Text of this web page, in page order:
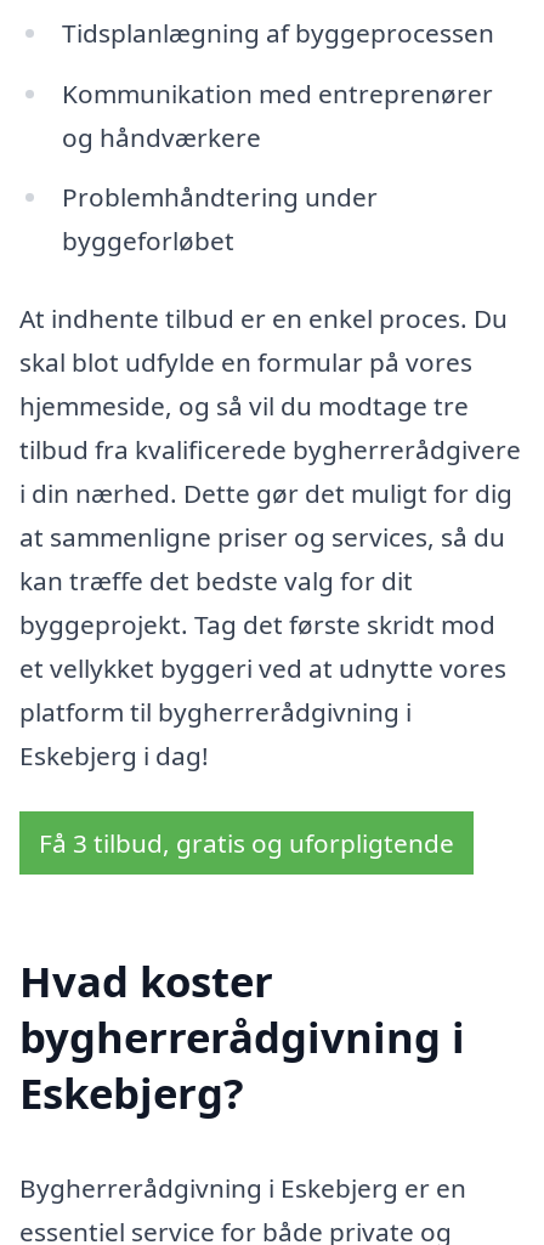
Tidsplanlægning af byggeprocessen
Kommunikation med entreprenører
og håndværkere
Problemhåndtering under
byggeforløbet
At indhente tilbud er en enkel proces. Du
skal blot udfylde en formular på vores
hjemmeside, og så vil du modtage tre
tilbud fra kvalificerede bygherrerådgivere
i din nærhed. Dette gør det muligt for dig
at sammenligne priser og services, så du
kan træffe det bedste valg for dit
byggeprojekt. Tag det første skridt mod
et vellykket byggeri ved at udnytte vores
platform til bygherrerådgivning i
Eskebjerg i dag!
Få 3 tilbud, gratis og uforpligtende
Hvad koster
bygherrerådgivning i
Eskebjerg?
Bygherrerådgivning i Eskebjerg er en
essentiel service for både private og